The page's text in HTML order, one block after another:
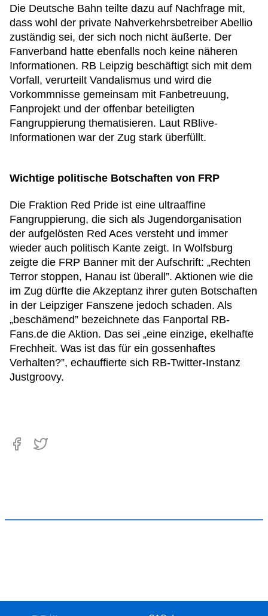
Die Deutsche Bahn teilte dazu auf Nachfrage mit,
dass wohl der private Nahverkehrsbetreiber Abellio
zuständig sei, der sich noch nicht äußerte. Der
Fanverband hatte ebenfalls noch keine näheren
Informationen. RB Leipzig beschäftigt sich mit dem
Vorfall, verurteilt Vandalismus und wird die
Vorkommnisse gemeinsam mit Fanbetreuung,
Fanprojekt und der offenbar beteiligten
Fangruppierung thematisieren. Laut RBlive-
Informationen war der Zug stark überfüllt.
Wichtige politische Botschaften von FRP
Die Fraktion Red Pride ist eine ultraaffine
Fangruppierung, die sich als Jugendorganisation
der aufgelösten Red Aces versteht und immer
wieder auch politisch Kante zeigt. In Wolfsburg
zeigte die FRP Banner mit der Aufschrift: „Rechten
Terror stoppen, Hanau ist überall”. Aktionen wie die
im Zug dürfte die Akzeptanz ihrer guten Botschaften
in der Leipziger Fanszene jedoch schaden. Als
„beschämend” bezeichnete das Fanportal RB-
Fans.de die Aktion. Das sei „eine einzige, ekelhafte
Frechheit. Was ist das für ein gossenhaftes
Verhalten?”, echauffierte sich RB-Twitter-Instanz
Justgroovy.